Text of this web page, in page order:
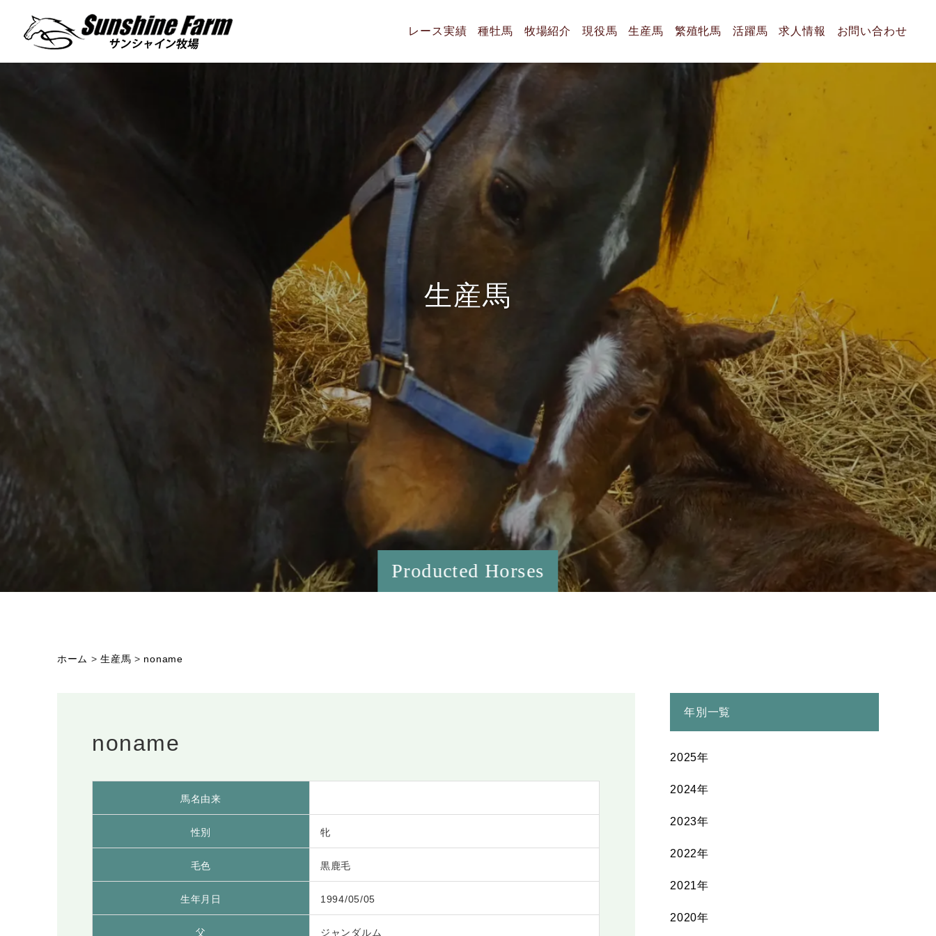
レース実績 種牡馬 牧場紹介 現役馬 生産馬 繁殖牝馬 活躍馬 求人情報 お問い合わせ
Producted Horses
生産馬
ホーム >生産馬 > noname
noname
馬名由来
性別 牝
毛色 黒鹿毛
生年月日 1994/05/05
父 ジャンダルム
年別一覧
2025年
2024年
2023年
2022年
2021年
2020年